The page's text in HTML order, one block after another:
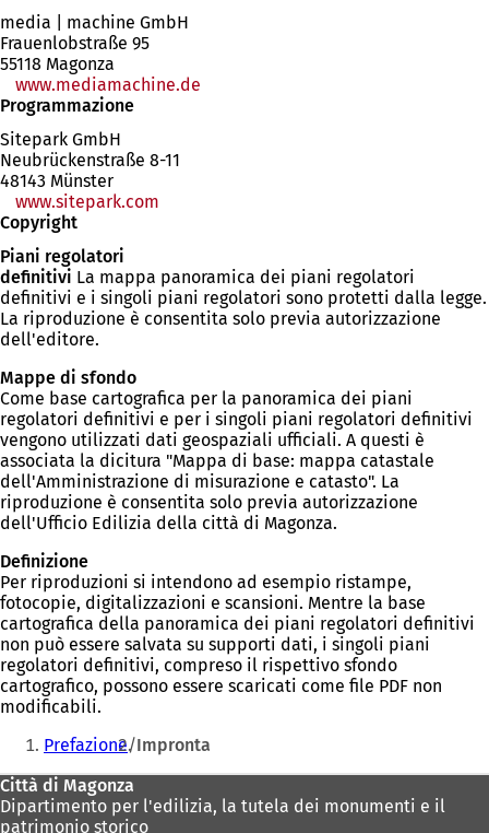
media | machine GmbH
Frauenlobstraße 95
55118 Magonza
www.mediamachine.de
Programmazione
Sitepark GmbH
Neubrückenstraße 8-11
48143 Münster
www.sitepark.com
nuova
scheda)
Copyright
Piani regolatori
definitivi La mappa panoramica dei piani regolatori
definitivi e i singoli piani regolatori sono protetti dalla legge.
La riproduzione è consentita solo previa autorizzazione
dell'editore.
Mappe di sfondo
Come base cartografica per la panoramica dei piani
regolatori definitivi e per i singoli piani regolatori definitivi
vengono utilizzati dati geospaziali ufficiali. A questi è
associata la dicitura "Mappa di base: mappa catastale
dell'Amministrazione di misurazione e catasto". La
riproduzione è consentita solo previa autorizzazione
dell'Ufficio Edilizia della città di Magonza.
Definizione
Per riproduzioni si intendono ad esempio ristampe,
fotocopie, digitalizzazioni e scansioni. Mentre la base
cartografica della panoramica dei piani regolatori definitivi
non può essere salvata su supporti dati, i singoli piani
regolatori definitivi, compreso il rispettivo sfondo
cartografico, possono essere scaricati come file PDF non
modificabili.
Siete
qui:
Prefazione Impronta
Area
dei
Città di Magonza
Dipartimento per l'edilizia, la tutela dei monumenti e il
patrimonio storico